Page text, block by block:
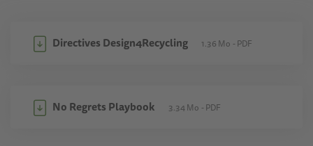
Directives Design4Recycling 1.36 Mo PDF
No Regrets Playbook 3.34 Mo PDF